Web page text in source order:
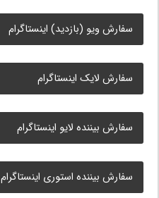
سفارش ویو (بازدید) اینستاگرام
سفارش لایک اینستاگرام
سفارش بیننده لایو اینستاگرام
سفارش بیننده استوری اینستاگرام